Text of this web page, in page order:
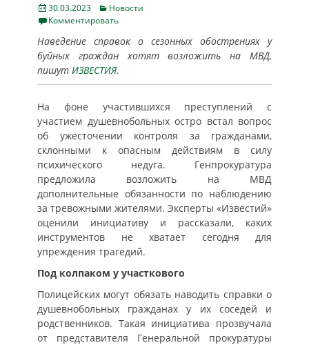
Posted
on
30.03.2023 Categories
Новости
Комментировать
Наведение справок о сезонных обострениях у
буйных граждан хотят возложить на МВД,
пишут ИЗВЕСТИЯ.
На фоне участившихся преступлений с
участием душевнобольных остро встал вопрос
об ужесточении контроля за гражданами,
склонными к опасным действиям в силу
психического недуга. Генпрокуратура
предложила возложить на МВД
дополнительные обязанности по наблюдению
за тревожными жителями. Эксперты «Известий»
оценили инициативу и рассказали, каких
инструментов не хватает сегодня для
упреждения трагедий.
Под колпаком у участкового
Полицейских могут обязать наводить справки о
душевнобольных гражданах у их соседей и
родственников. Такая инициатива прозвучала
от представителя Генеральной прокуратуры